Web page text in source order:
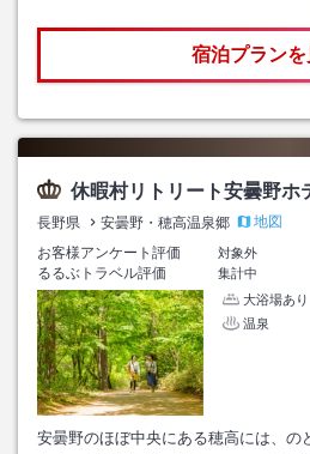
宿泊プラン
休暇村リトリート安曇野ホ
長野県 安曇野・穂高温泉郷
地図
お客様アンケート評価
対象外
るるぶトラベル評価
集計中
大浴場あり
温泉
安曇野のほぼ中央にある穂高には、の